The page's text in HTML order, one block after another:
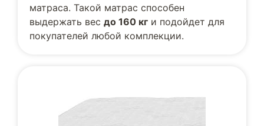
матраса. Такой матрас способен
выдержать вес до 160 кг и подойдет для
покупателей любой комплекции.